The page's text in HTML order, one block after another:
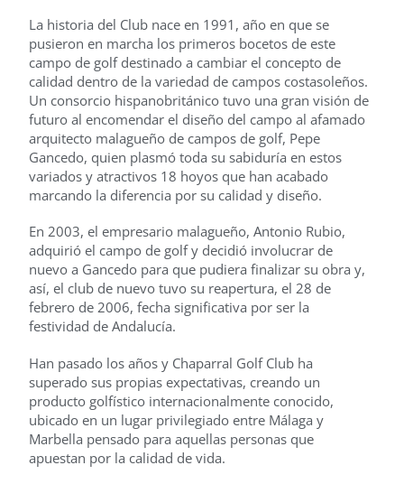
La historia del Club nace en 1991, año en que se
pusieron en marcha los primeros bocetos de este
campo de golf destinado a cambiar el concepto de
calidad dentro de la variedad de campos costasoleños.
Un consorcio hispanobritánico tuvo una gran visión de
futuro al encomendar el diseño del campo al afamado
arquitecto malagueño de campos de golf, Pepe
Gancedo, quien plasmó toda su sabiduría en estos
variados y atractivos 18 hoyos que han acabado
marcando la diferencia por su calidad y diseño.
En 2003, el empresario malagueño, Antonio Rubio,
adquirió el campo de golf y decidió involucrar de
nuevo a Gancedo para que pudiera finalizar su obra y,
así, el club de nuevo tuvo su reapertura, el 28 de
febrero de 2006, fecha significativa por ser la
festividad de Andalucía.
Han pasado los años y Chaparral Golf Club ha
superado sus propias expectativas, creando un
producto golfístico internacionalmente conocido,
ubicado en un lugar privilegiado entre Málaga y
Marbella pensado para aquellas personas que
apuestan por la calidad de vida.